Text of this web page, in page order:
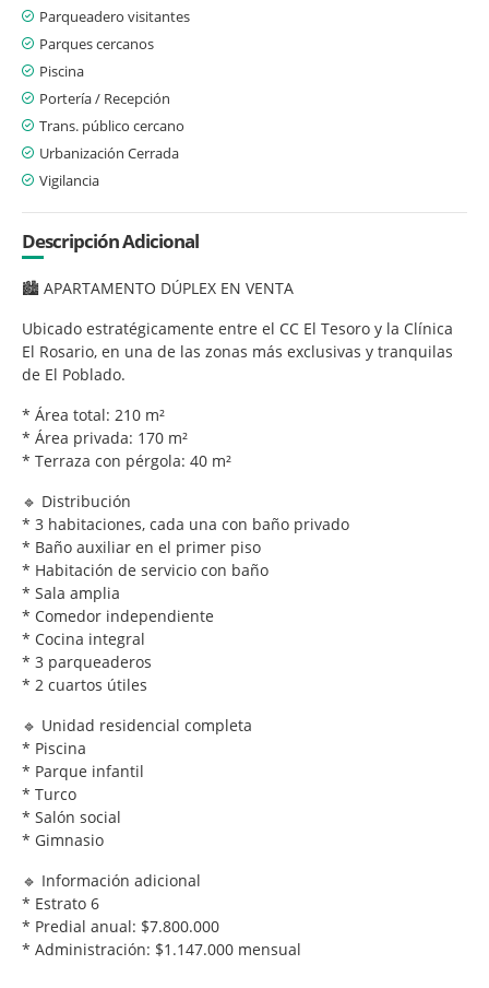
Parqueadero visitantes
Parques cercanos
Piscina
Portería / Recepción
Trans. público cercano
Urbanización Cerrada
Vigilancia
Descripción Adicional
🏙️ APARTAMENTO DÚPLEX EN VENTA
Ubicado estratégicamente entre el CC El Tesoro y la Clínica
El Rosario, en una de las zonas más exclusivas y tranquilas
de El Poblado.
* Área total: 210 m²
* Área privada: 170 m²
* Terraza con pérgola: 40 m²
🔹 Distribución
* 3 habitaciones, cada una con baño privado
* Baño auxiliar en el primer piso
* Habitación de servicio con baño
* Sala amplia
* Comedor independiente
* Cocina integral
* 3 parqueaderos
* 2 cuartos útiles
🔹 Unidad residencial completa
* Piscina
* Parque infantil
* Turco
* Salón social
* Gimnasio
🔹 Información adicional
* Estrato 6
* Predial anual: $7.800.000
* Administración: $1.147.000 mensual